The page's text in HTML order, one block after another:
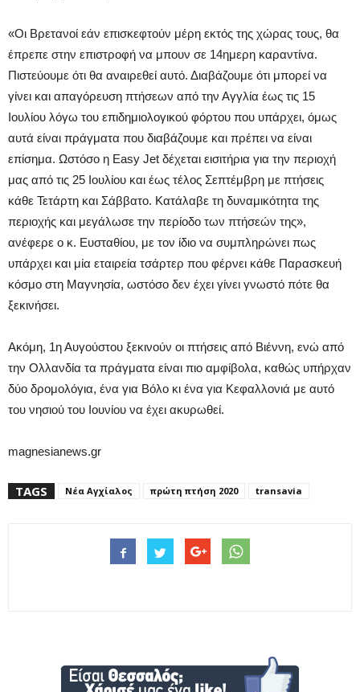
«Οι Βρετανοί εάν επισκεφτούν μέρη εκτός της χώρας τους, θα
έπρεπε στην επιστροφή να μπουν σε 14ημερη καραντίνα.
Πιστεύουμε ότι θα αναιρεθεί αυτό. Διαβάζουμε ότι μπορεί να
γίνει και απαγόρευση πτήσεων από την Αγγλία έως τις 15
Ιουλίου λόγω του επιδημιολογικού φόρτου που υπάρχει, όμως
αυτά είναι πράγματα που διαβάζουμε και πρέπει να είναι
επίσημα. Ωστόσο η Easy Jet δέχεται εισιτήρια για την περιοχή
μας από τις 25 Ιουλίου και έως τέλος Σεπτέμβρη με πτήσεις
κάθε Τετάρτη και Σάββατο. Κατάλαβε τη δυναμικότητα της
περιοχής και μεγάλωσε την περίοδο των πτήσεών της»,
ανέφερε ο κ. Ευσταθίου, με τον ίδιο να συμπληρώνει πως
υπάρχει και μία εταιρεία τσάρτερ που φέρνει κάθε Παρασκευή
κόσμο στη Μαγνησία, ωστόσο δεν έχει γίνει γνωστό πότε θα
ξεκινήσει.
Ακόμη, 1η Αυγούστου ξεκινούν οι πτήσεις από Βιέννη, ενώ από
την Ολλανδία τα πράγματα είναι πιο αμφίβολα, καθώς υπήρχαν
δύο δρομολόγια, ένα για Βόλο κι ένα για Κεφαλλονιά με αυτό
του νησιού του Ιουνίου να έχει ακυρωθεί.
magnesianews.gr
TAGS Νέα Αγχίαλος πρώτη πτήση 2020 transavia